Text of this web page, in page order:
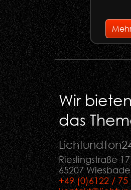
Wir
das
LichtundTon
Rieslingstraße 17
65207
+49 (0)6122 / 75